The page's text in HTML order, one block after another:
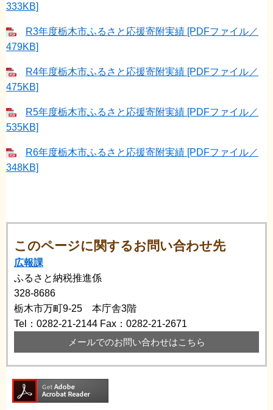
333KB]
R3年度栃木市ふるさと応援寄附実績 [PDFファイル／
479KB]
R4年度栃木市ふるさと応援寄附実績 [PDFファイル／
475KB]
R5年度栃木市ふるさと応援寄附実績 [PDFファイル／
535KB]
R6年度栃木市ふるさと応援寄附実績 [PDFファイル／
348KB]
このページに関するお問い合わせ先
広報課
ふるさと納税推進係
328-8686
栃木市万町9-25 本庁舎3階
Tel：0282-21-2144 Fax：0282-21-2671
メールでのお問い合わせはこちら